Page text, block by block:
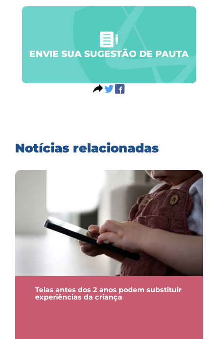
ENVIE SUA SUGESTÃO DE PAUTA
Notícias relacionadas
Telas antes dos 2 anos podem substituir
experiências da criança